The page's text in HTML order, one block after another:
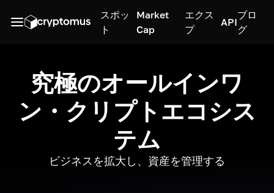
スポッ
ト
Market
Cap
エクス
プ
API
ブロ
グ
究極のオールインワ
ン・クリプトエコシス
テム
ビジネスを拡大し、資産を管理する